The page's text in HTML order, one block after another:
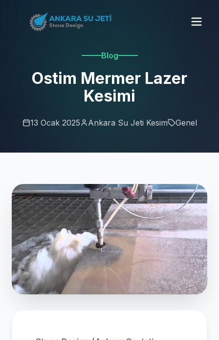
Blog
Ostim Mermer Lazer
Kesimi
13 Ocak 2025 Ankara Su Jeti Kesim Genel